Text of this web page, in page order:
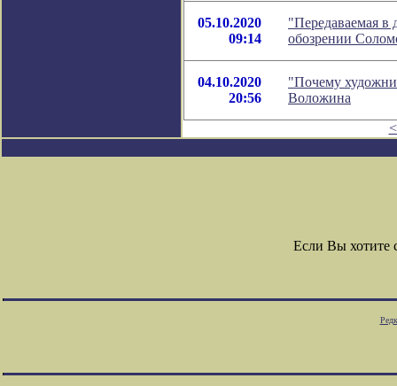
05.10.2020
09:14
"Передаваемая в
обозрении
04.10.2020
20:56
"Почему
Воложина
Если Вы хотите